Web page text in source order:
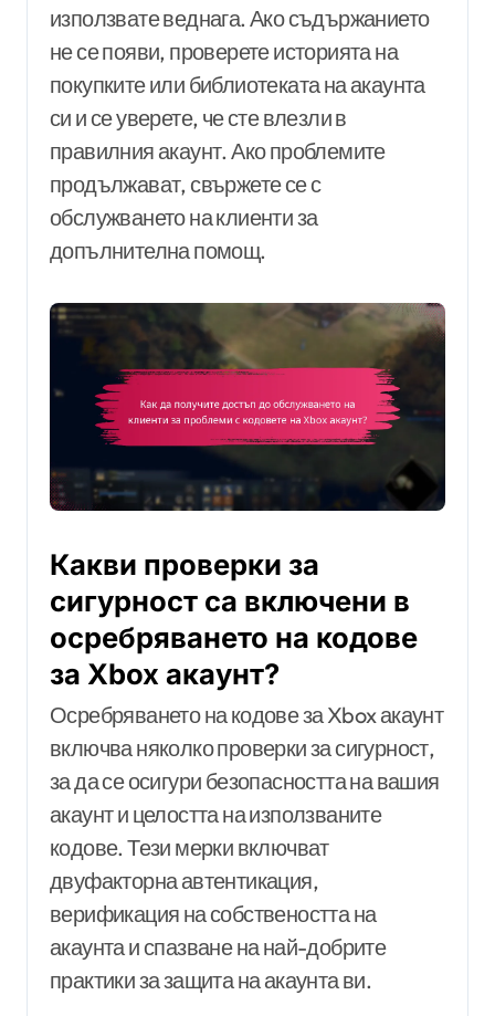
използвате веднага. Ако съдържанието
не се появи, проверете историята на
покупките или библиотеката на акаунта
си и се уверете, че сте влезли в
правилния акаунт. Ако проблемите
продължават, свържете се с
обслужването на клиенти за
допълнителна помощ.
Какви проверки за
сигурност са включени в
осребряването на кодове
за Xbox акаунт?
Осребряването на кодове за Xbox акаунт
включва няколко проверки за сигурност,
за да се осигури безопасността на вашия
акаунт и целостта на използваните
кодове. Тези мерки включват
двуфакторна автентикация,
верификация на собствеността на
акаунта и спазване на най-добрите
практики за защита на акаунта ви.